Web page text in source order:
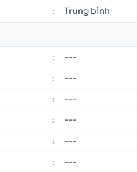
: Trung bình
: ---
: ---
: ---
: ---
: ---
: ---